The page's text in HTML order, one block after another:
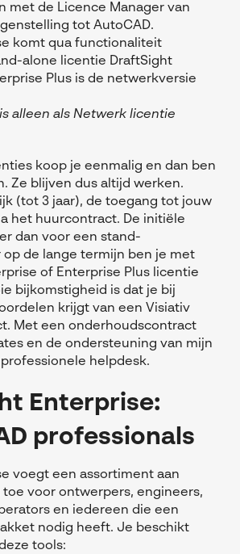
met de Licence Manager van
tot AutoCAD.
komt qua functionaliteit
alone licentie DraftSight
Plus is de netwerkversie
alleen als Netwerk licentie
koop je eenmalig en dan ben
Ze blijven dus altijd werken.
(tot 3 jaar), de toegang tot jouw
het huurcontract. De initiële
dan voor een stand-
op de lange termijn ben je met
of Enterprise Plus licentie
bijkomstigheid is dat je bij
krijgt van een Visiativ
Met een onderhoudscontract
en de ondersteuning van mijn
professionele helpdesk.
Enterprise:
professionals
voegt een assortiment aan
voor ontwerpers, engineers,
en iedereen die een
nodig heeft. Je beschikt
tools: